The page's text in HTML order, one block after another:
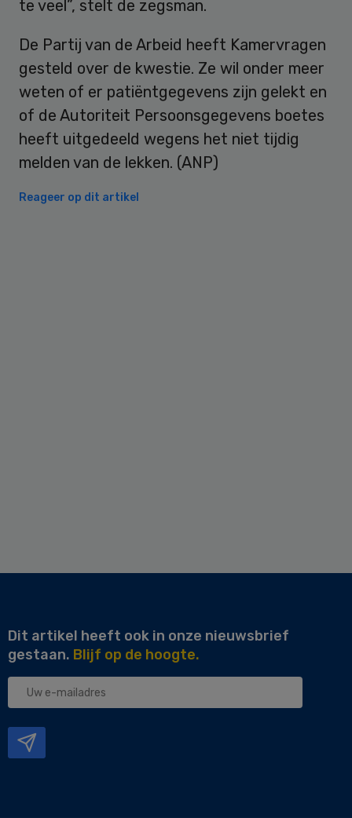
te veel”, stelt de zegsman.
De Partij van de Arbeid heeft Kamervragen
gesteld over de kwestie. Ze wil onder meer
weten of er patiëntgegevens zijn gelekt en
of de Autoriteit Persoonsgegevens boetes
heeft uitgedeeld wegens het niet tijdig
melden van de lekken. (ANP)
Reageer op dit artikel
Dit artikel heeft ook in onze nieuwsbrief
gestaan. Blijf op de hoogte.
Uw